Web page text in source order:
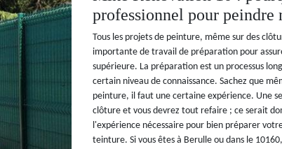
professionnel pour peindre
Tous les projets de peinture, même sur des
importante de travail de préparation pour
supérieure. La préparation est un processus
certain niveau de connaissance. Sachez que
peinture, il faut une certaine expérience. Une
clôture et vous devrez tout refaire ; ce serait
l'expérience nécessaire pour bien préparer
teinture. Si vous êtes à Berulle ou dans le